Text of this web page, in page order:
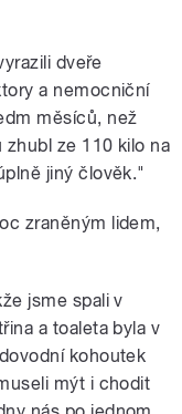
dveře
a nemocniční
měsíců, než
ze 110 kilo na
jiný člověk."
zraněným lidem,
jsme spali v
a toaleta byla v
kohoutek
mýt i chodit